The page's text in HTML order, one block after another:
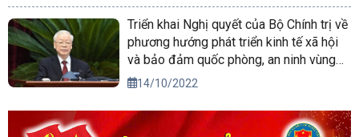
Triển khai Nghị quyết của Bộ Chính trị về
phương hướng phát triển kinh tế xã hội
và bảo đảm quốc phòng, an ninh vùng
Tây Nguyên đến năm 2030, tầm nhìn
14/10/2022